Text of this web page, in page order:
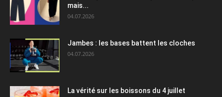
mais...
04.07.2026
Jambes : les bases battent les cloches
04.07.2026
La vérité sur les boissons du 4 juillet